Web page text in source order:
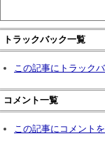
トラックバック一覧
この記事にトラック
コメント一覧
この記事にコメント